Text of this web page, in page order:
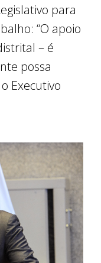
para
“O apoio
– é
possa
Executivo